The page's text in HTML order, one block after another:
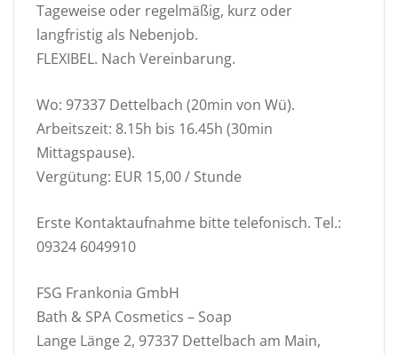
Tageweise oder regelmäßig, kurz oder
langfristig als Nebenjob.
FLEXIBEL. Nach Vereinbarung.
Wo: 97337 Dettelbach (20min von Wü).
Arbeitszeit: 8.15h bis 16.45h (30min
Mittagspause).
Vergütung: EUR 15,00 / Stunde
Erste Kontaktaufnahme bitte telefonisch. Tel.:
09324 6049910
FSG Frankonia GmbH
Bath & SPA Cosmetics – Soap
Lange Länge 2, 97337 Dettelbach am Main,